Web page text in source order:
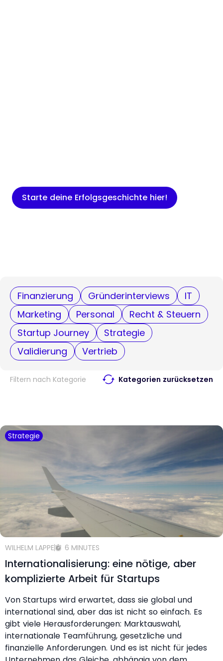
Starte deine Erfolgsgeschichte hier!
Finanzierung Gründerinterviews
IT
Marketing
Personal
Recht & Steuern
Startup Journey
Strategie
Validierung
Vertrieb
Filtern nach Kategorie Kategorien zurücksetzen
Strategie
WILHELM LAPPE 6 MINUTES
Internationalisierung: eine nötige, aber
komplizierte Arbeit für Startups
Von Startups wird erwartet, dass sie global und
international sind, aber das ist nicht so einfach. Es
gibt viele Herausforderungen: Marktauswahl,
internationale Teamführung, gesetzliche und
finanzielle Anforderungen. Und es ist nicht für jedes